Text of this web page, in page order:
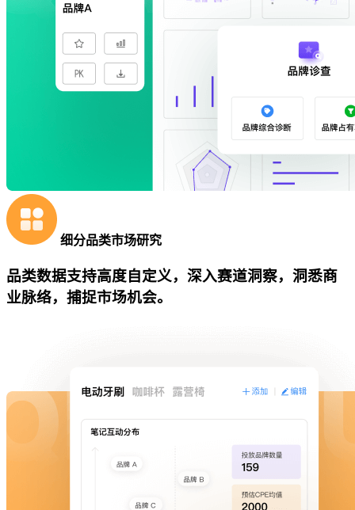
细分品类市场研究
品类数据支持高度自定义，深入赛道洞察，洞悉商
业脉络，捕捉市场机会。